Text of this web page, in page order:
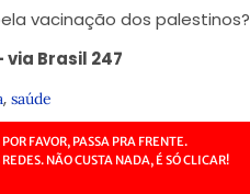
vacinação dos palestinos?
via Brasil 247
, saúde
FAVOR, PASSA PRA FRENTE.
NÃO CUSTA NADA, É SÓ CLICAR!